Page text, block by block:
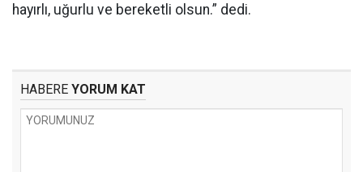
hayırlı, uğurlu ve bereketli olsun.” dedi.
HABERE YORUM KAT